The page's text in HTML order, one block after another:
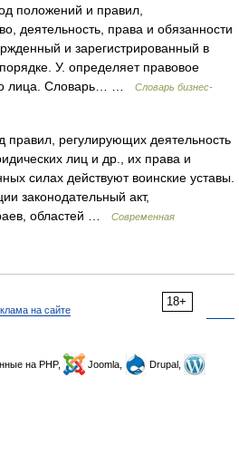
положений и правил,
деятельность, права и обязанности
и зарегистрированный в
У. определяет правовое
лица. Словарь… …
Словарь бизнес-
регулирующих деятельность
лиц и др., их права и
силах действуют воинские уставы.
законодательный акт,
областей …
Современная
18+
на сайте
на PHP, Joomla,
Drupal,